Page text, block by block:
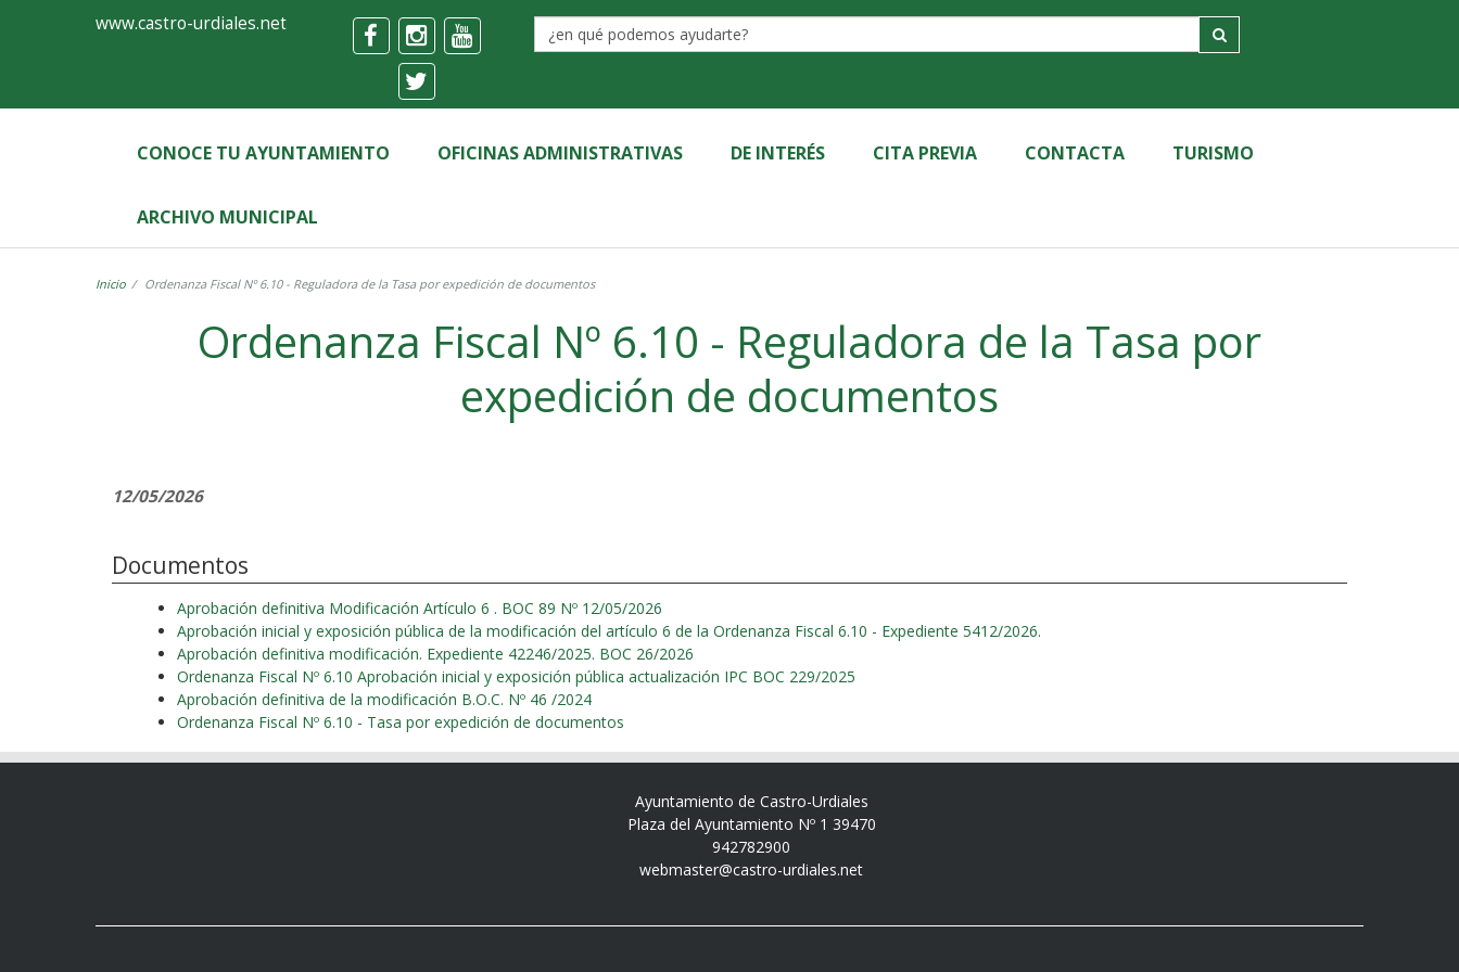
FormularioAyuntamiento
Castro-
Urdiales
www.castro-urdiales.net
CONOCE TU AYUNTAMIENTO OFICINAS ADMINISTRATIVAS DE INTERÉS CITA PREVIA CONTACTA TURISMO
ARCHIVO MUNICIPAL
Inicio Ordenanza Fiscal Nº 6.10 - Reguladora de la Tasa por expedición de documentos
Ordenanza Fiscal Nº 6.10 - Reguladora de la Tasa por
expedición de documentos
12/05/2026
Documentos
Aprobación definitiva Modificación Artículo 6 . BOC 89 Nº 12/05/2026
Aprobación inicial y exposición pública de la modificación del artículo 6 de la Ordenanza Fiscal 6.10 - Expediente 5412/2026.
Aprobación definitiva modificación. Expediente 42246/2025. BOC 26/2026
Ordenanza Fiscal Nº 6.10 Aprobación inicial y exposición pública actualización IPC BOC 229/2025
Aprobación definitiva de la modificación B.O.C. Nº 46 /2024
Ordenanza Fiscal Nº 6.10 - Tasa por expedición de documentos
Ayuntamiento de Castro-Urdiales
Plaza del Ayuntamiento Nº 1 39470
942782900
webmaster@castro-urdiales.net